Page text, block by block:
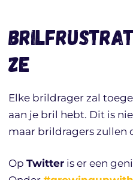
ze
Elke brildrager zal
aan je bril hebt. Dit is
maar brildragers zullen
Op Twitteris er een